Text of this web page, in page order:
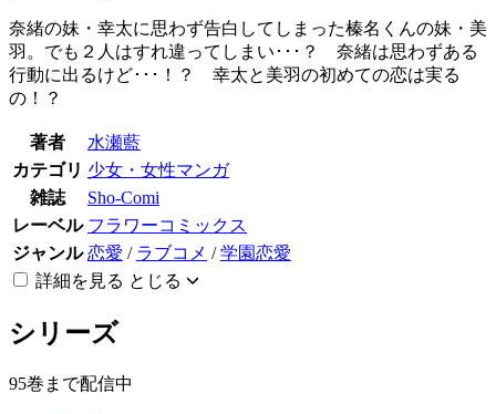
奈緒の妹・幸太に思わず告白してしまった榛名くんの妹・美
羽。でも２人はすれ違ってしまい･･･？ 奈緒は思わずある
行動に出るけど･･･！？ 幸太と美羽の初めての恋は実る
の！？
著者
水瀬藍
カテゴリ 少女・女性マンガ
雑誌
Sho-Comi
レーベル フラワーコミックス
ジャンル 恋愛 / ラブコメ /学園恋愛
詳細を見る とじる
シリーズ
95巻まで配信中